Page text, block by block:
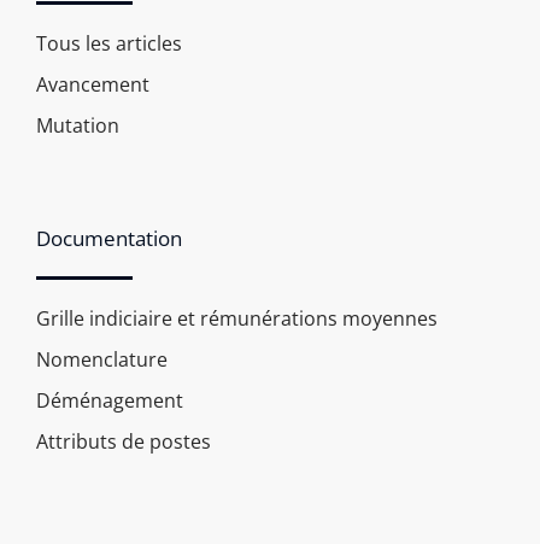
Tous les articles
Avancement
Mutation
Documentation
Grille indiciaire et rémunérations moyennes
Nomenclature
Déménagement
Attributs de postes